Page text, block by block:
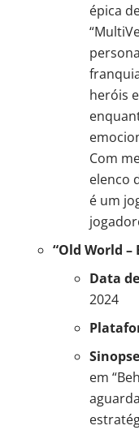
épica
heróis
Com
elenco
é um
“Old World
Data
2024
em